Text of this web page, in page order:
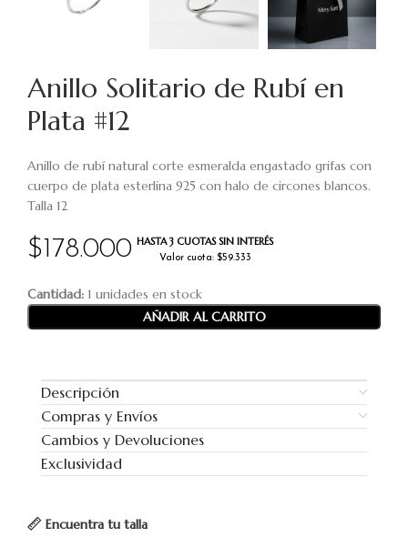
Anillo Solitario de Rubí en
Plata #12
$178.000 HASTA 3 CUOTAS SIN INTERÉS
Valor cuota: $59.333
Anillo de rubí natural corte esmeralda engastado grifas con
cuerpo de plata esterlina 925 con halo de circones blancos.
Talla 12
Cantidad: 1 unidades en stock
AÑADIR AL CARRITO
Encuentra tu talla
Descripción
Compras y Envíos
Cambios y Devoluciones
Exclusividad